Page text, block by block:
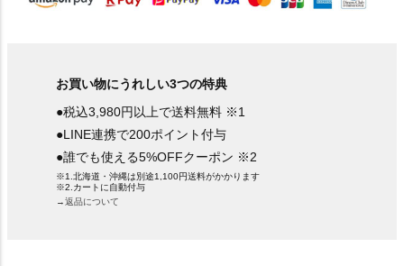
お買い物にうれしい3つの特典
●税込3,980円以上で送料無料 ※1
●LINE連携で200ポイント付与
●誰でも使える5%OFFクーポン ※2
※1.北海道・沖縄は別途1,100円送料がかかります
※2.カートに自動付与
→返品について